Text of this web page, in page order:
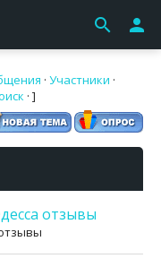
search person
· Участники ·
· ]
отзывы